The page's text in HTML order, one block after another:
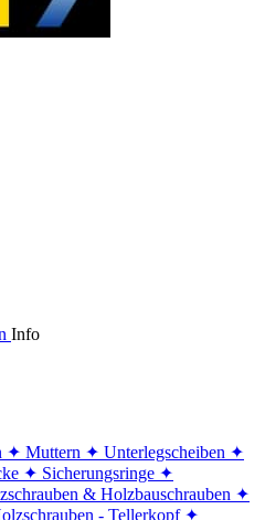
Info
✦ Muttern ✦ Unterlegscheiben ✦
✦ Sicherungsringe ✦
& Holzbauschrauben ✦
- Tellerkopf ✦